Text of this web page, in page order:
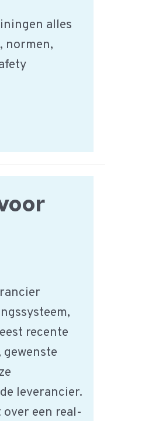
alles
normen,
recente
leverancier.
een real-